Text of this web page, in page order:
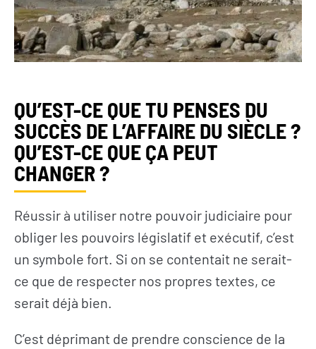
QU’EST-CE QUE TU PENSES DU
SUCCÈS DE L’AFFAIRE DU SIÈCLE ?
QU’EST-CE QUE ÇA PEUT
CHANGER ?
Réussir à utiliser notre pouvoir judiciaire pour
obliger les pouvoirs législatif et exécutif, c’est
un symbole fort. Si on se contentait ne serait-
ce que de respecter nos propres textes, ce
serait déjà bien.
C’est déprimant de prendre conscience de la